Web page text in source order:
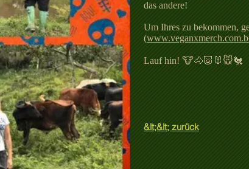
das andere!
Um Ihres zu bekommen,
(
Lauf hin! 🐮🐴🐷🐰🐭🐔
&lt;&lt; zurück